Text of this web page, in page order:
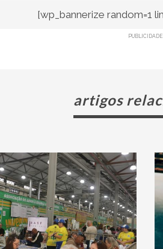
[wp_bannerize random=1
PUBLICIDADE
artigos